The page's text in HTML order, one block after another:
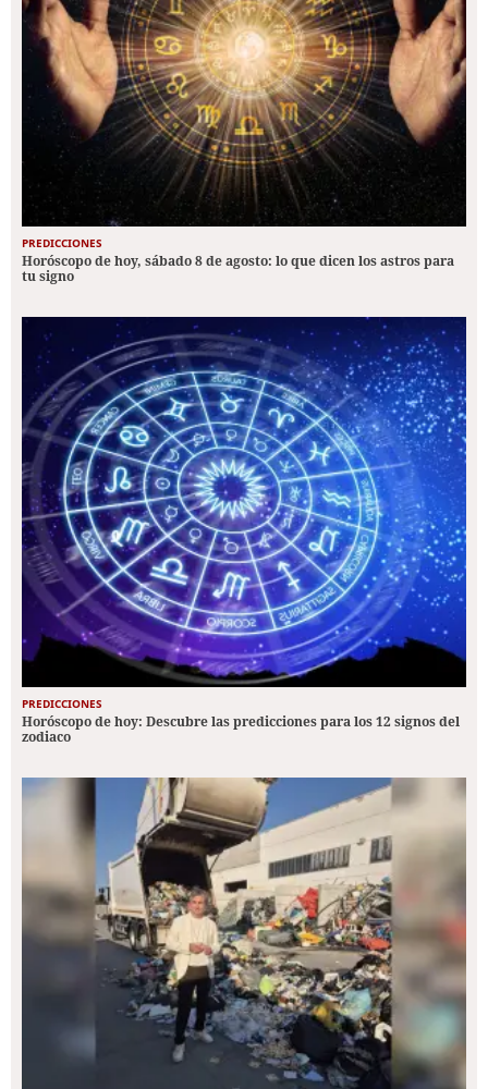
PREDICCIONES
Horóscopo de hoy, sábado 8 de agosto: lo que dicen los astros para
tu signo
PREDICCIONES
Horóscopo de hoy: Descubre las predicciones para los 12 signos del
zodiaco